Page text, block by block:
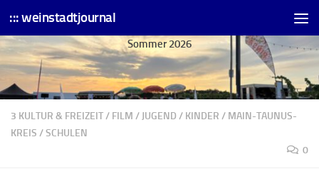
Skip to content
::: weinstadtjournal
Sommer 2026
3 KULTUR & FREIZEIT/ FILM /JUGEND / KINDER / MAIN-TAUNUS-
KREIS /SCHULEN
0